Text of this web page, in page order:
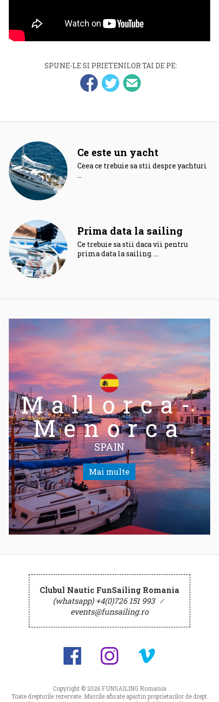
SPUNE-LE SI PRIETENILOR TAI DE PE:
Ce este un yacht
Ceea ce trebuie sa stii despre yachturi.
…
Prima data la sailing
Ce trebuie sa stii daca vii pentru
prima data la sailing. …
Mallorca-
Menorca
SPAIN
Mai multe
Clubul Nautic FunSailing Romania
(whatsapp) +4(0)726 151 993 ⁄
events@funsailing.ro
Copyright © 2026 FUNSAILING Romania
Toate drepturile rezervate. Marcile afisate apartin proprietarilor de drept.